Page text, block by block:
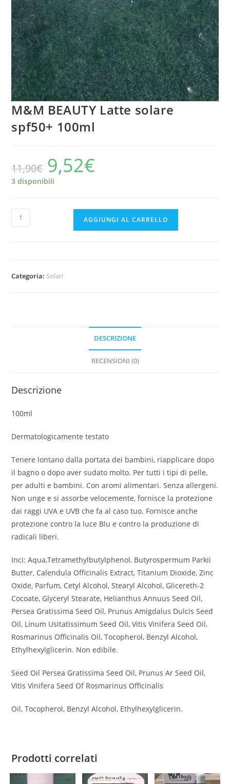
M&M BEAUTY Latte solare
spf50+ 100ml
11,90€
Il
prezzo
originale
era:
9,52€
3 disponibili
M&M
BEAUTY
100ml
AGGIUNGI AL CARRELLO
Categoria: Solari
DESCRIZIONE
RECENSIONI (0)
Descrizione
100ml
Dermatologicamente testato
Tenere lontano dalla portata dei bambini, riapplicare dopo
il bagno o dopo aver sudato molto. Per tutti i tipi di pelle,
per adulti e bambini. Con aromi alimentari. Senza allergeni.
Non unge e si assorbe velocemente, fornisce la protezione
dai raggi UVA e UVB che fa al caso tuo. Fornisce anche
protezione contro la luce Blu e contro la produzione di
radicali liberi.
Inci: Aqua,Tetramethylbutylphenol, Butyrospermum Parkii
Butter, Calendula Officinalis Extract, Titanium Dioxide, Zinc
Oxide, Parfum, Cetyl Alcohol, Stearyl Alcohol, Glicereth-2
Cocoate, Glyceryl Stearate, Helianthus Annuus Seed Oil,
Persea Gratissima Seed Oil, Prunus Amigdalus Dulcis Seed
Oil, Linum Usitatissimum Seed Oil, Vitis Vinifera Seed Oil,
Rosmarinus Officinalis Oil, Tocopherol, Benzyl Alcohol,
Ethylhexylglicerin. Non edibile.
Seed Oil Persea Gratissima Seed Oil, Prunus Ar Seed Oil,
Vitis Vinifera Seed Of Rosmarinus Officinalis
Oil, Tocopherol, Benzyl Alcohol, Ethylhexylglicerin.
Prodotti correlati